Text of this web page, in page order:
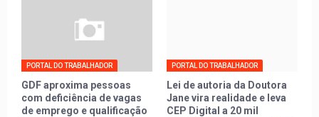
PORTAL DO TRABALHADOR
GDF aproxima pessoas
com deficiência de vagas
de emprego e qualificação
PORTAL DO TRABALHADOR
Lei de autoria da Doutora
Jane vira realidade e leva
CEP Digital a 20 mil